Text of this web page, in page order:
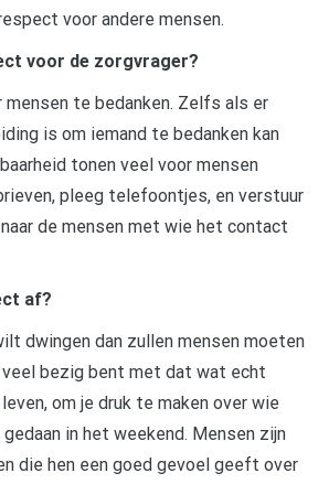
voor andere mensen.
voor de zorgvrager?
te bedanken. Zelfs als er
is om iemand te bedanken kan
tonen veel voor mensen
pleeg telefoontjes, en verstuur
de mensen met wie het contact
af?
dwingen dan zullen mensen moeten
bezig bent met dat wat echt
om je druk te maken over wie
in het weekend. Mensen zijn
die hen een goed gevoel geeft over